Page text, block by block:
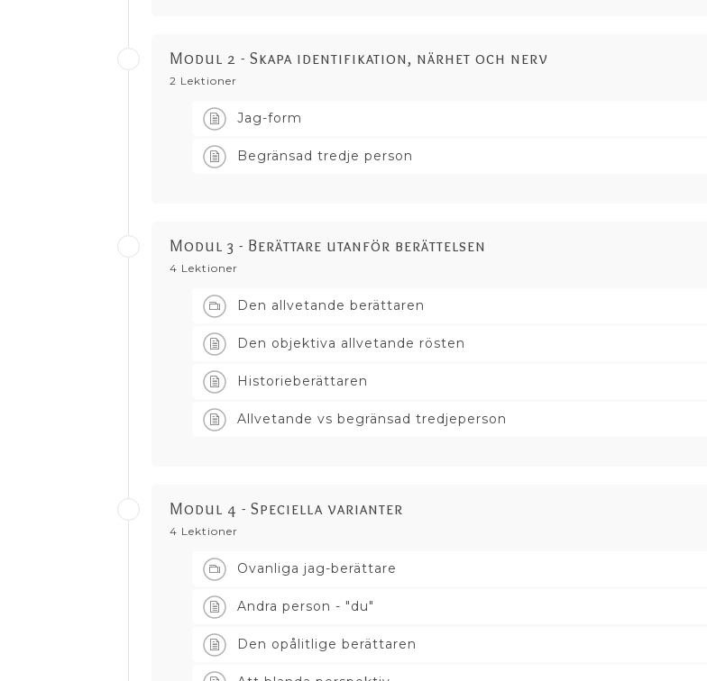
Modul 2 - Skapa identifikation, närhet och nerv
2 Lektioner
Jag-form
Begränsad tredje person
Modul 3 - Berättare utanför berättelsen
4 Lektioner
Den allvetande berättaren
Den objektiva allvetande rösten
Historieberättaren
Allvetande vs begränsad tredjeperson
Modul 4 - Speciella varianter
4 Lektioner
Ovanliga jag-berättare
Andra person - "du"
Den opålitlige berättaren